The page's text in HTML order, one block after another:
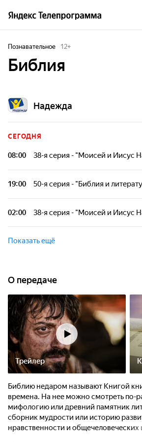
Познавательное 12+
Библия
Надежда
СЕГОДНЯ
08:00 38-я серия - "Моисей и Иисус
Какова роль Моисея в спасении
Почему он не вошел в Землю
узнаете, какова роль его
Божьем замысле.
19:00 50-я серия - "Библия и
В очередной серии
человека, связь Библии и
02:00 38-я серия - "Моисей и Иисус
Какова роль Моисея в спасении
Почему он не вошел в Землю
узнаете, какова роль его
Показать ещё
О передаче
Трейлер
Библию недаром называют Книгой
времена. На нее можно смотреть по-
мифологию или древний памятник
сборник мудрости или историю
нравственности и